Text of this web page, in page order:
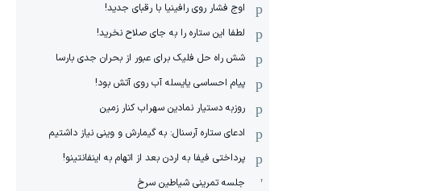
اوج فشار روی رافینیا با رقبای جدید!
لطفا این ستاره را به جای صلاح نخرید!
شش راه حل فلیک برای عبور از بحران جدی بارسا
پیام احساسی یایسله آب روی آتش بود!
روزبه دستیار نمادین سهراب کنار زمین
ادعای ستاره آرسنال: به گیمارش و وینی نیاز داشتیم
پرداختی فیفا به اردن بعد از اتهام به اینفانتینو!
جلسه تمرینی شیاطین سرخ